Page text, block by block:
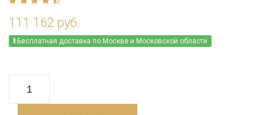
111 162 руб.
Бесплатная доставка по Москве и Московской области